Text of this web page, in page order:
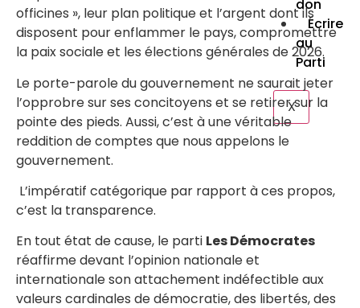
don
Écrire
au
Parti
X
officines », leur plan politique et l’argent dont ils
disposent pour enflammer le pays, compromettre
la paix sociale et les élections générales de 2026.
Le porte-parole du gouvernement ne saurait jeter
l’opprobre sur ses concitoyens et se retirer sur la
pointe des pieds. Aussi, c’est à une véritable
reddition de comptes que nous appelons le
gouvernement.
L’impératif catégorique par rapport à ces propos,
c’est la transparence.
En tout état de cause, le parti Les Démocrates
réaffirme devant l’opinion nationale et
internationale son attachement indéfectible aux
valeurs cardinales de démocratie, des libertés, des